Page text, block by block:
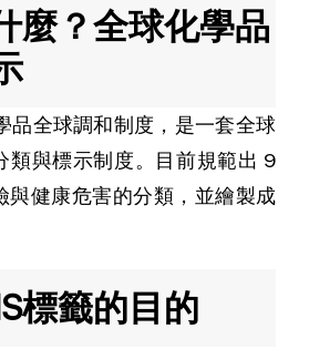
麼？全球化學品
品全球調和制度，是一套全球
類與標示制度。目前規範出 9
與健康危害的分類，並繪製成
標籤的目的